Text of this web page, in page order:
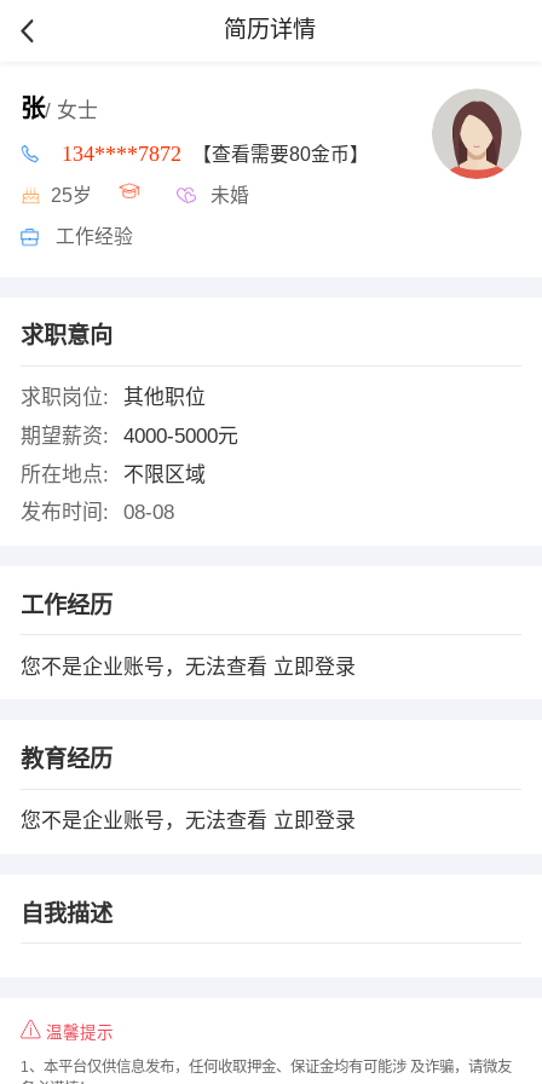
简历详情
张/ 女士
134****7872 【查看需要80金币】
25岁 未婚
工作经验
求职意向
求职岗位:
其他职位
期望薪资:
4000-5000元
所在地点:
不限区域
发布时间:
08-08
工作经历
您不是企业账号，无法查看 立即登录
教育经历
您不是企业账号，无法查看 立即登录
自我描述
温馨提示
1、本平台仅供信息发布，任何收取押金、保证金均有可能涉 及诈骗，请微友